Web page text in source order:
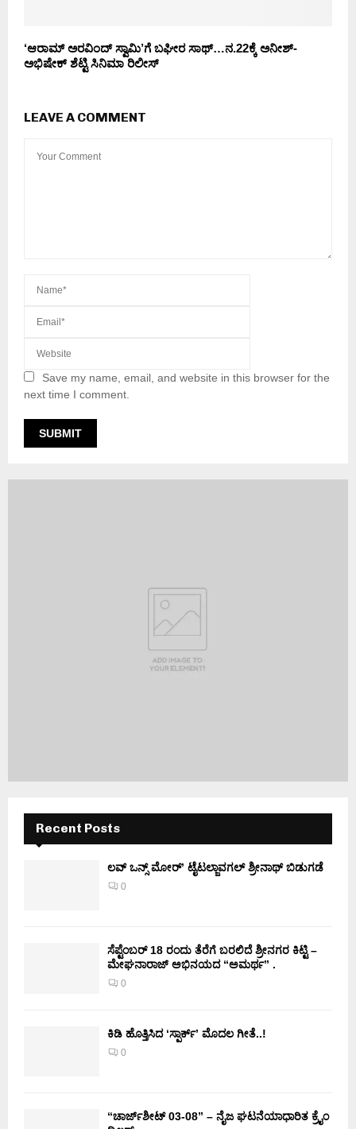
‘ಆರಾಮ್ ಅರವಿಂದ್ ಸ್ವಾಮಿ’ಗೆ ಬಘೀರ ಸಾಥ್…ನ.22ಕ್ಕೆ ಅನೀಶ್-
ಅಭಿಷೇಕ್ ಶೆಟ್ಟಿ ಸಿನಿಮಾ ರಿಲೀಸ್
LEAVE A COMMENT
Save my name, email, and website in this browser for the
next time I comment.
Recent Posts
ಲವ್ ಒನ್ಸ್ ಮೋರ್’ ಟೈಟಲ್ಜಾವಗಲ್ ಶ್ರೀನಾಥ್ ಬಿಡುಗಡೆ
0
ಸೆಪ್ಟೆಂಬರ್ 18 ರಂದು ತೆರೆಗೆ ಬರಲಿದೆ ಶ್ರೀನಗರ ಕಿಟ್ಟಿ –
ಮೇಘನಾರಾಜ್ ಅಭಿನಯದ “ಅಮರ್ಥ” .
0
ಕಿಡಿ‌‌ ಹೊತ್ತಿಸಿದ ‘ಸ್ಪಾರ್ಕ್’ ಮೊದಲ‌ ಗೀತೆ..!
0
“ಚಾರ್ಜ್‌ಶೀಟ್ 03-08” – ನೈಜ ಘಟನೆಯಾಧಾರಿತ ಕ್ರೈಂ